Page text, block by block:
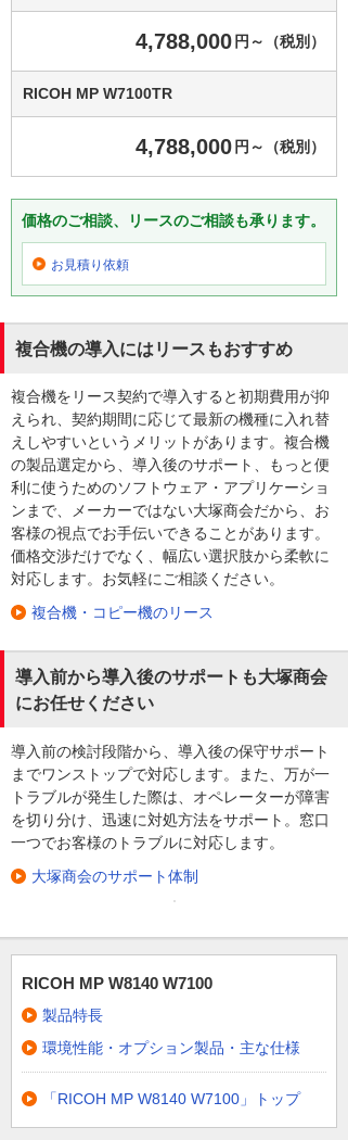
4,788,000 円～（税別）
RICOH MP W7100TR
4,788,000 円～（税別）
価格のご相談、リースのご相談も承ります。
お見積り依頼
複合機の導入にはリースもおすすめ
複合機をリース契約で導入すると初期費用が抑
えられ、契約期間に応じて最新の機種に入れ替
えしやすいというメリットがあります。複合機
の製品選定から、導入後のサポート、もっと便
利に使うためのソフトウェア・アプリケーショ
ンまで、メーカーではない大塚商会だから、お
客様の視点でお手伝いできることがあります。
価格交渉だけでなく、幅広い選択肢から柔軟に
対応します。お気軽にご相談ください。
複合機・コピー機のリース
導入前から導入後のサポートも大塚商会
にお任せください
導入前の検討段階から、導入後の保守サポート
までワンストップで対応します。また、万が一
トラブルが発生した際は、オペレーターが障害
を切り分け、迅速に対処方法をサポート。窓口
一つでお客様のトラブルに対応します。
大塚商会のサポート体制
RICOH MP W8140 W7100
製品特長
環境性能・オプション製品・主な仕様
「RICOH MP W8140 W7100」トップ